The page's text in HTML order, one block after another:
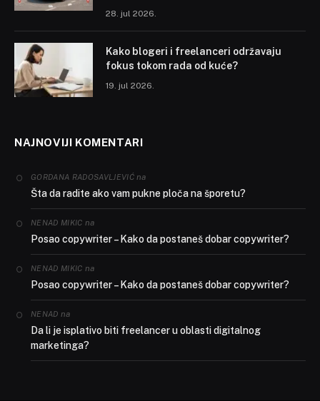
28. jul 2026.
Kako blogeri i freelanceri održavaju
fokus tokom rada od kuće?
19. jul 2026.
NAJNOVIJI KOMENTARI
GORDANA RADOSAVLJEVIĆna
Šta da radite ako vam pukne ploča na šporetu?
NENAD MIKIC na
Posao copywriter – Kako da postaneš dobar copywriter?
NENAD MIKIC na
Posao copywriter – Kako da postaneš dobar copywriter?
NENAD na
Da li je isplativo biti freelancer u oblasti digitalnog
marketinga?